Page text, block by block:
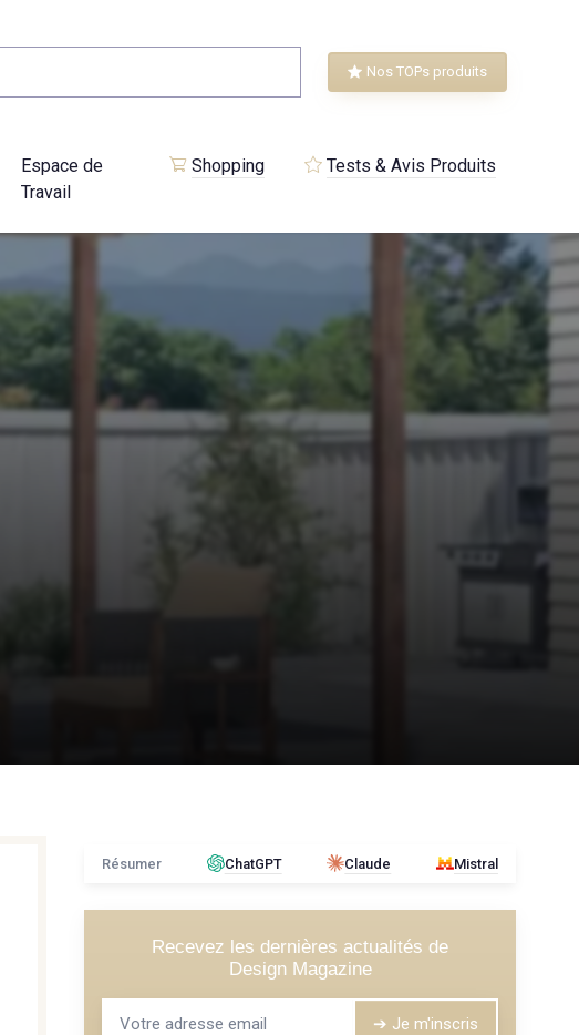
Nos TOPs produits
Espace de
Travail
Shopping Tests & Avis Produits
Résumer ChatGPT Claude Mistral
Recevez les dernières actualités de
Design Magazine
➔ Je m'inscris